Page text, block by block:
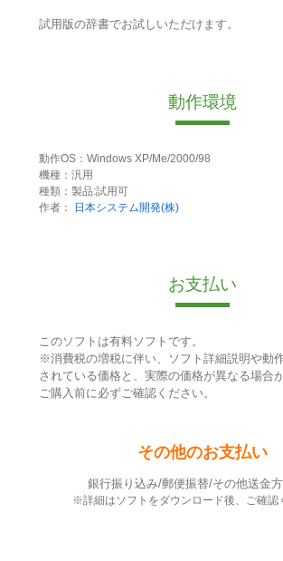
試用版の辞書でお試しいただけます。
動作環境
動作OS：Windows XP/Me/2000/98
機種：汎用
種類：製品:試用可
作者：
日本システム開発(株)
お支払い
このソフトは有料ソフトです。
※消費税の増税に伴い、ソフト詳細説明や動
されている価格と、実際の価格が異なる場合
ご購入前に必ずご確認ください。
その他のお支払い
銀行振り込み/郵便振替/その他送金
※詳細はソフトをダウンロード後、ご確認